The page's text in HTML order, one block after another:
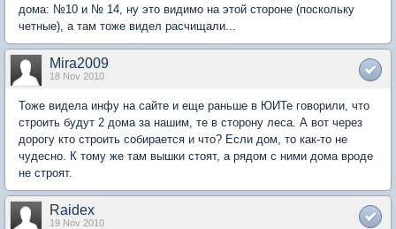
дома: №10 и № 14, ну это видимо на этой стороне (поскольку
четные), а там тоже видел расчищали...
Mira2009
18 Nov 2010
Тоже видела инфу на сайте и еще раньше в ЮИТе говорили, что
строить будут 2 дома за нашим, те в сторону леса. А вот через
дорогу кто строить собирается и что? Если дом, то как-то не
чудесно. К тому же там вышки стоят, а рядом с ними дома вроде
не строят.
Raidex
19 Nov 2010